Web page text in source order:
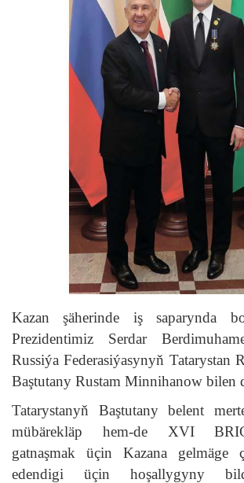
Kazan şäherinde iş saparynda
Prezidentimiz Serdar
Russiýa Federasiýasynyň Tatarystan
Baştutany Rustam Minnihanow bilen
Tatarystanyň Baştutany belent
mübärekläp hem-de XVI
gatnaşmak üçin Kazana gelmäge
edendigi üçin hoşallygyny